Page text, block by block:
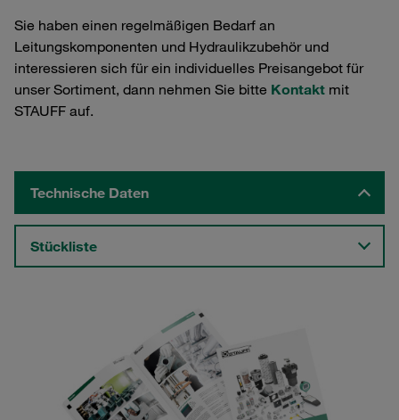
Sie haben einen regelmäßigen Bedarf an
Leitungskomponenten und Hydraulikzubehör und
interessieren sich für ein individuelles Preisangebot für
unser Sortiment, dann nehmen Sie bitte Kontakt mit
STAUFF auf.
Technische Daten
Stückliste